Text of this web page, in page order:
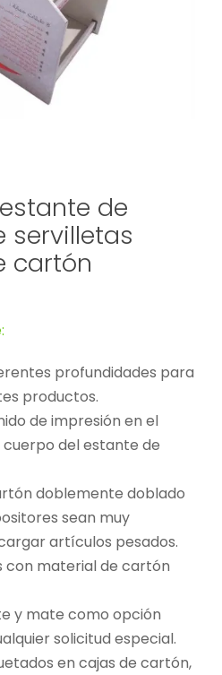
de
servilletas
cartón
profundidades para
productos.
de impresión en el
del estante de
doblemente doblado
sean muy
artículos pesados.
con material de cartón
y mate como opción
solicitud especial.
en cajas de cartón,